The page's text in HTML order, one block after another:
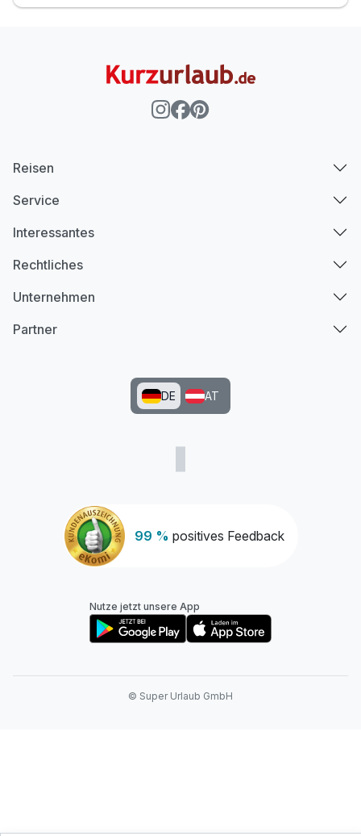
99 % positives Feedback
Reisen
Service
Interessantes
Rechtliches
Unternehmen
Partner
DE AT
Nutze jetzt unsere App
© Super Urlaub GmbH